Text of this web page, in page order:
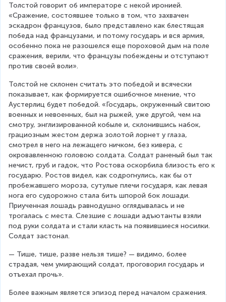
Толстой говорит об императоре с некой иронией.
«Сражение, состоявшее только в том, что захвачен
эскадрон французов, было представлено как блестящая
победа над французами, и потому государь и вся армия,
особенно пока не разошелся еще пороховой дым на поле
сражения, верили, что французы побеждены и отступают
против своей воли».
Толстой не склонен считать это победой и всячески
показывает, как формируется ошибочное мнение, что
Аустерлиц будет победой. «Государь, окруженный свитою
военных и невоенных, был на рыжей, уже другой, чем на
смотру, энглизированной кобыле и, склонившись набок,
грациозным жестом держа золотой лорнет у глаза,
смотрел в него на лежащего ничком, без кивера, с
окровавленною головою солдата. Солдат раненый был так
нечист, груб и гадок, что Ростова оскорбила близость его к
государю. Ростов видел, как содрогнулись, как бы от
пробежавшего мороза, сутулые плечи государя, как левая
нога его судорожно стала бить шпорой бок лошади.
Приученная лошадь равнодушно оглядывалась и не
трогалась с места. Слезшие с лошади адъютанты взяли
под руки солдата и стали класть на появившиеся носилки.
Солдат застонал.
— Тише, тише, разве нельзя тише? — видимо, более
страдая, чем умирающий солдат, проговорил государь и
отъехал прочь».
Более важным является эпизод перед началом сражения.